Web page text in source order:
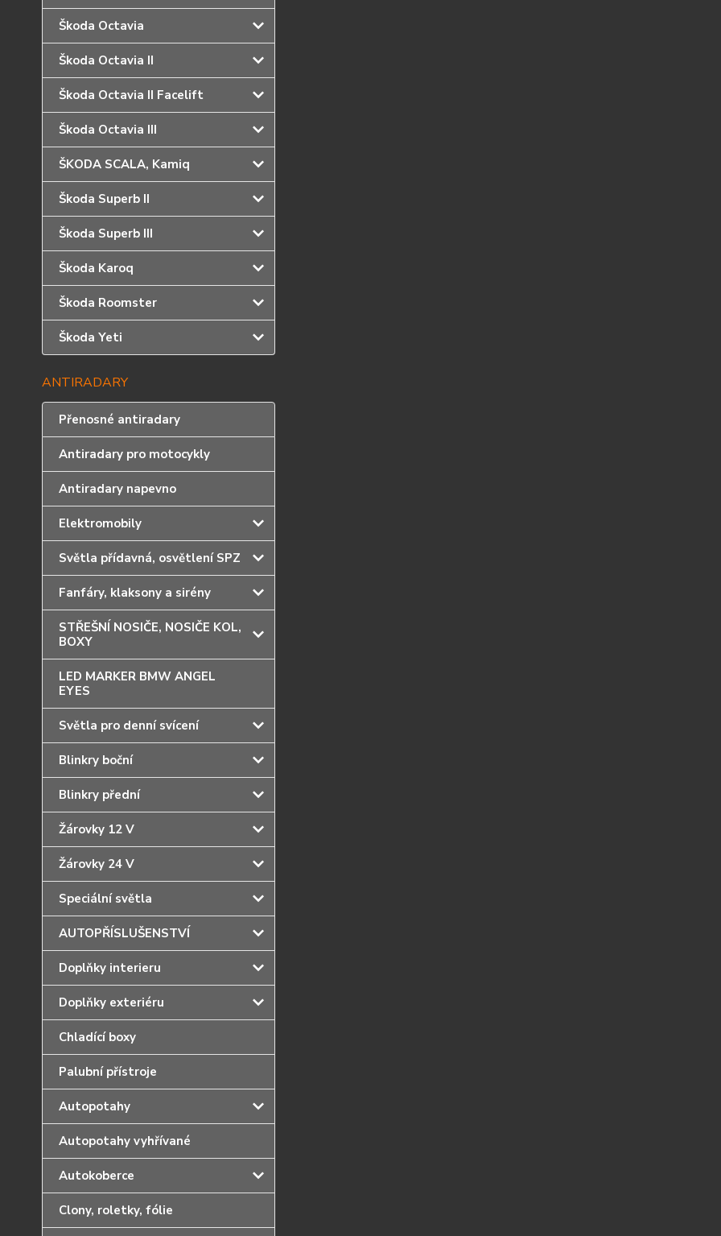
Škoda Octavia
Škoda Octavia II
Škoda Octavia II Facelift
Škoda Octavia III
ŠKODA SCALA, Kamiq
Škoda Superb II
Škoda Superb III
Škoda Karoq
Škoda Roomster
Škoda Yeti
ANTIRADARY
Přenosné antiradary
Antiradary pro motocykly
Antiradary napevno
Elektromobily
Světla přídavná, osvětlení SPZ
Fanfáry, klaksony a sirény
STŘEŠNÍ NOSIČE, NOSIČE KOL,
BOXY
LED MARKER BMW ANGEL
EYES
Světla pro denní svícení
Blinkry boční
Blinkry přední
Žárovky 12 V
Žárovky 24 V
Speciální světla
AUTOPŘÍSLUŠENSTVÍ
Doplňky interieru
Doplňky exteriéru
Chladící boxy
Palubní přístroje
Autopotahy
Autopotahy vyhřívané
Autokoberce
Clony, roletky, fólie